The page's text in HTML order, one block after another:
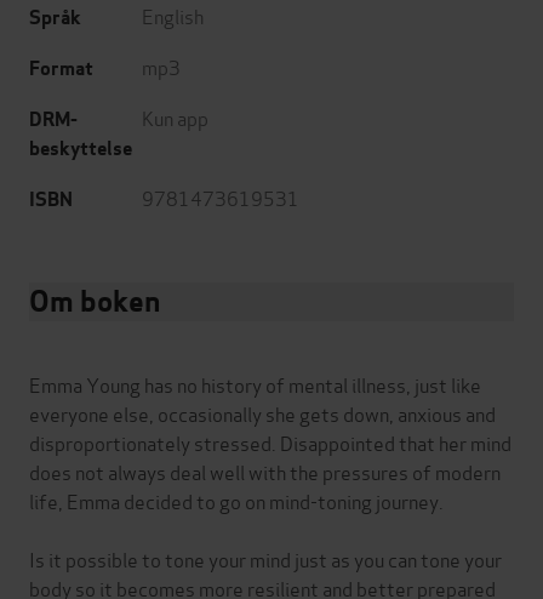
Språk
English
Format mp3
DRM-
beskyttelse
Kun app
ISBN 9781473619531
Om boken
Emma Young has no history of mental illness, just like
everyone else, occasionally she gets down, anxious and
disproportionately stressed. Disappointed that her mind
does not always deal well with the pressures of modern
life, Emma decided to go on mind-toning journey.
Is it possible to tone your mind just as you can tone your
body so it becomes more resilient and better prepared